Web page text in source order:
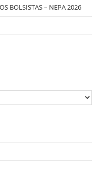
BOLSISTAS – NEPA 2026